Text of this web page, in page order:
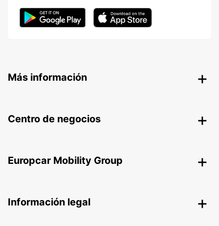
Más información
Centro de negocios
Europcar Mobility Group
Información legal